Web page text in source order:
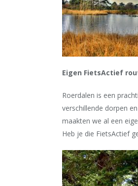
Eigen FietsActief
Roerdalen is een
verschillende dorpen
maakten we al een
Heb je die FietsActief